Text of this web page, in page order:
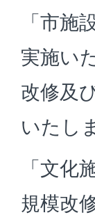
「市施
実施い
改修及
いたし
「文化
規模改